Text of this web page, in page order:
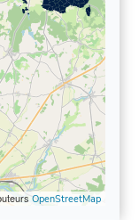
OpenStreetMap